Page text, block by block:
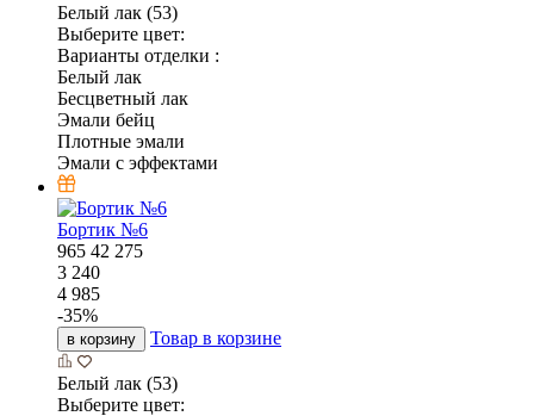
Белый лак (53)
Выберите цвет:
Варианты отделки :
Белый лак
Бесцветный лак
Эмали бейц
Плотные эмали
Эмали с эффектами
Бортик №6
965 42 275
3 240
4 985
-35%
в корзину Товар в корзине
Белый лак (53)
Выберите цвет: